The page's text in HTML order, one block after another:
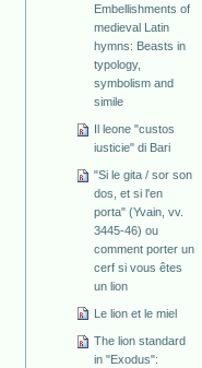
Embellishments of
medieval Latin
hymns: Beasts in
typology,
symbolism and
simile
Il leone "custos
iusticie" di Bari
"Si le gita / sor son
dos, et si l'en
porta" (Yvain, vv.
3445-46) ou
comment porter un
cerf si vous êtes
un lion
Le lion et le miel
The lion standard
in "Exodus":